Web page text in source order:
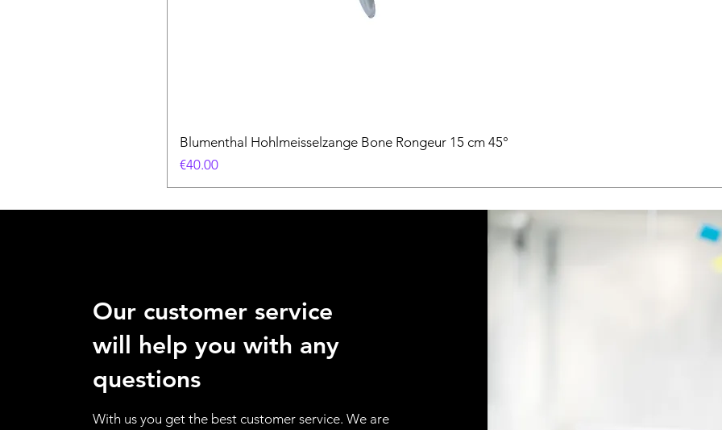
Blumenthal Hohlmeisselzange Bone Rongeur 15 cm 45°
Price
€40.00
Our customer service
will help you with any
questions
With us you get the best customer service. We are